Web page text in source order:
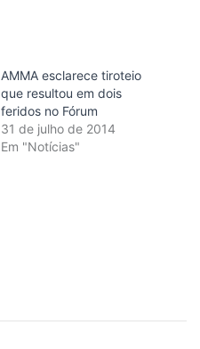
AMMA esclarece tiroteio
que resultou em dois
feridos no Fórum
31 de julho de 2014
Em "Notícias"